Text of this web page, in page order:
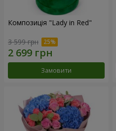
Композиція "Lady in Red"
3 599 грн
Замовити